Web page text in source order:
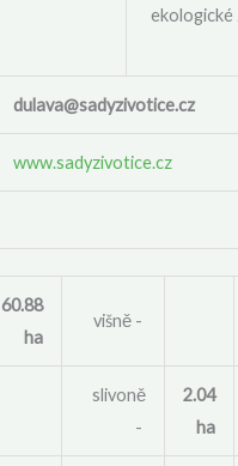
ekologické
dulava@sadyzivotice.cz
www.sadyzivotice.cz
60.88
ha
višně -
slivoně
-
2.04
ha